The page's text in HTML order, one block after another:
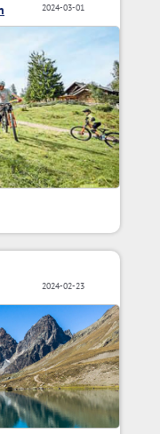
2024-03-01
2024-02-23